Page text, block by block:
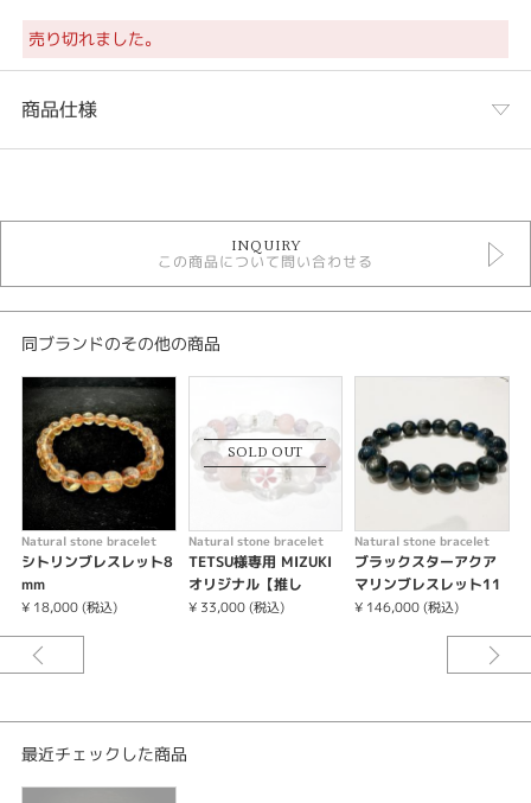
売り切れました。
商品仕様
LIVE販売会ご成約済み
メンズ
紹介文
カーネリアン、オニキス、水晶
INQUIRY
この商品について問い合わせる
同ブランドのその他の商品
Natural stone bracelet
シトリンブレスレット8
mm
¥ 18,000 (税込)
SOLD OUT
Natural stone bracelet
TETSU様専用 MIZUKI
オリジナル【推し
括！】お揃いブレスレ
¥ 33,000 (税込)
Natural stone bracelet
ブラックスターアクア
マリンブレスレット11
mm
¥ 146,000 (税込)
最近チェックした商品